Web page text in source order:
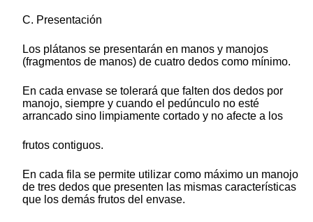
C. Presentación
Los plátanos se presentarán en manos y manojos
(fragmentos de manos) de cuatro dedos como mínimo.
En cada envase se tolerará que falten dos dedos por
manojo, siempre y cuando el pedúnculo no esté
arrancado sino limpiamente cortado y no afecte a los
frutos contiguos.
En cada fila se permite utilizar como máximo un manojo
de tres dedos que presenten las mismas características
que los demás frutos del envase.